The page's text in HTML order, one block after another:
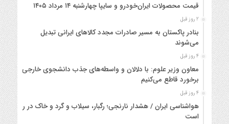
قیمت محصولات ایران‌خودرو و سایپا چهارشنبه ۱۴ مرداد ۱۴۰۵
2 روز قبل
بنادر پاکستان به مسیر صادرات مجدد کالاهای ایرانی تبدیل
می‌شوند
4 روز قبل
معاون وزیر علوم: با دلالان و واسطه‌های جذب دانشجوی خارجی
برخورد قاطع می‌کنیم
4 روز قبل
هواشناسی ایران / هشدار نارنجی؛ رگبار، سیلاب و گرد و خاک در راه
است